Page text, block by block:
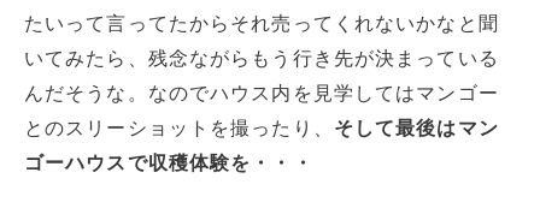
たいって言ってたからそれ売ってくれないかなと聞
いてみたら、残念ながらもう行き先が決まっている
んだそうな。なのでハウス内を見学してはマンゴー
とのスリーショットを撮ったり、 そして最後はマン
ゴーハウスで収穫体験を・・・